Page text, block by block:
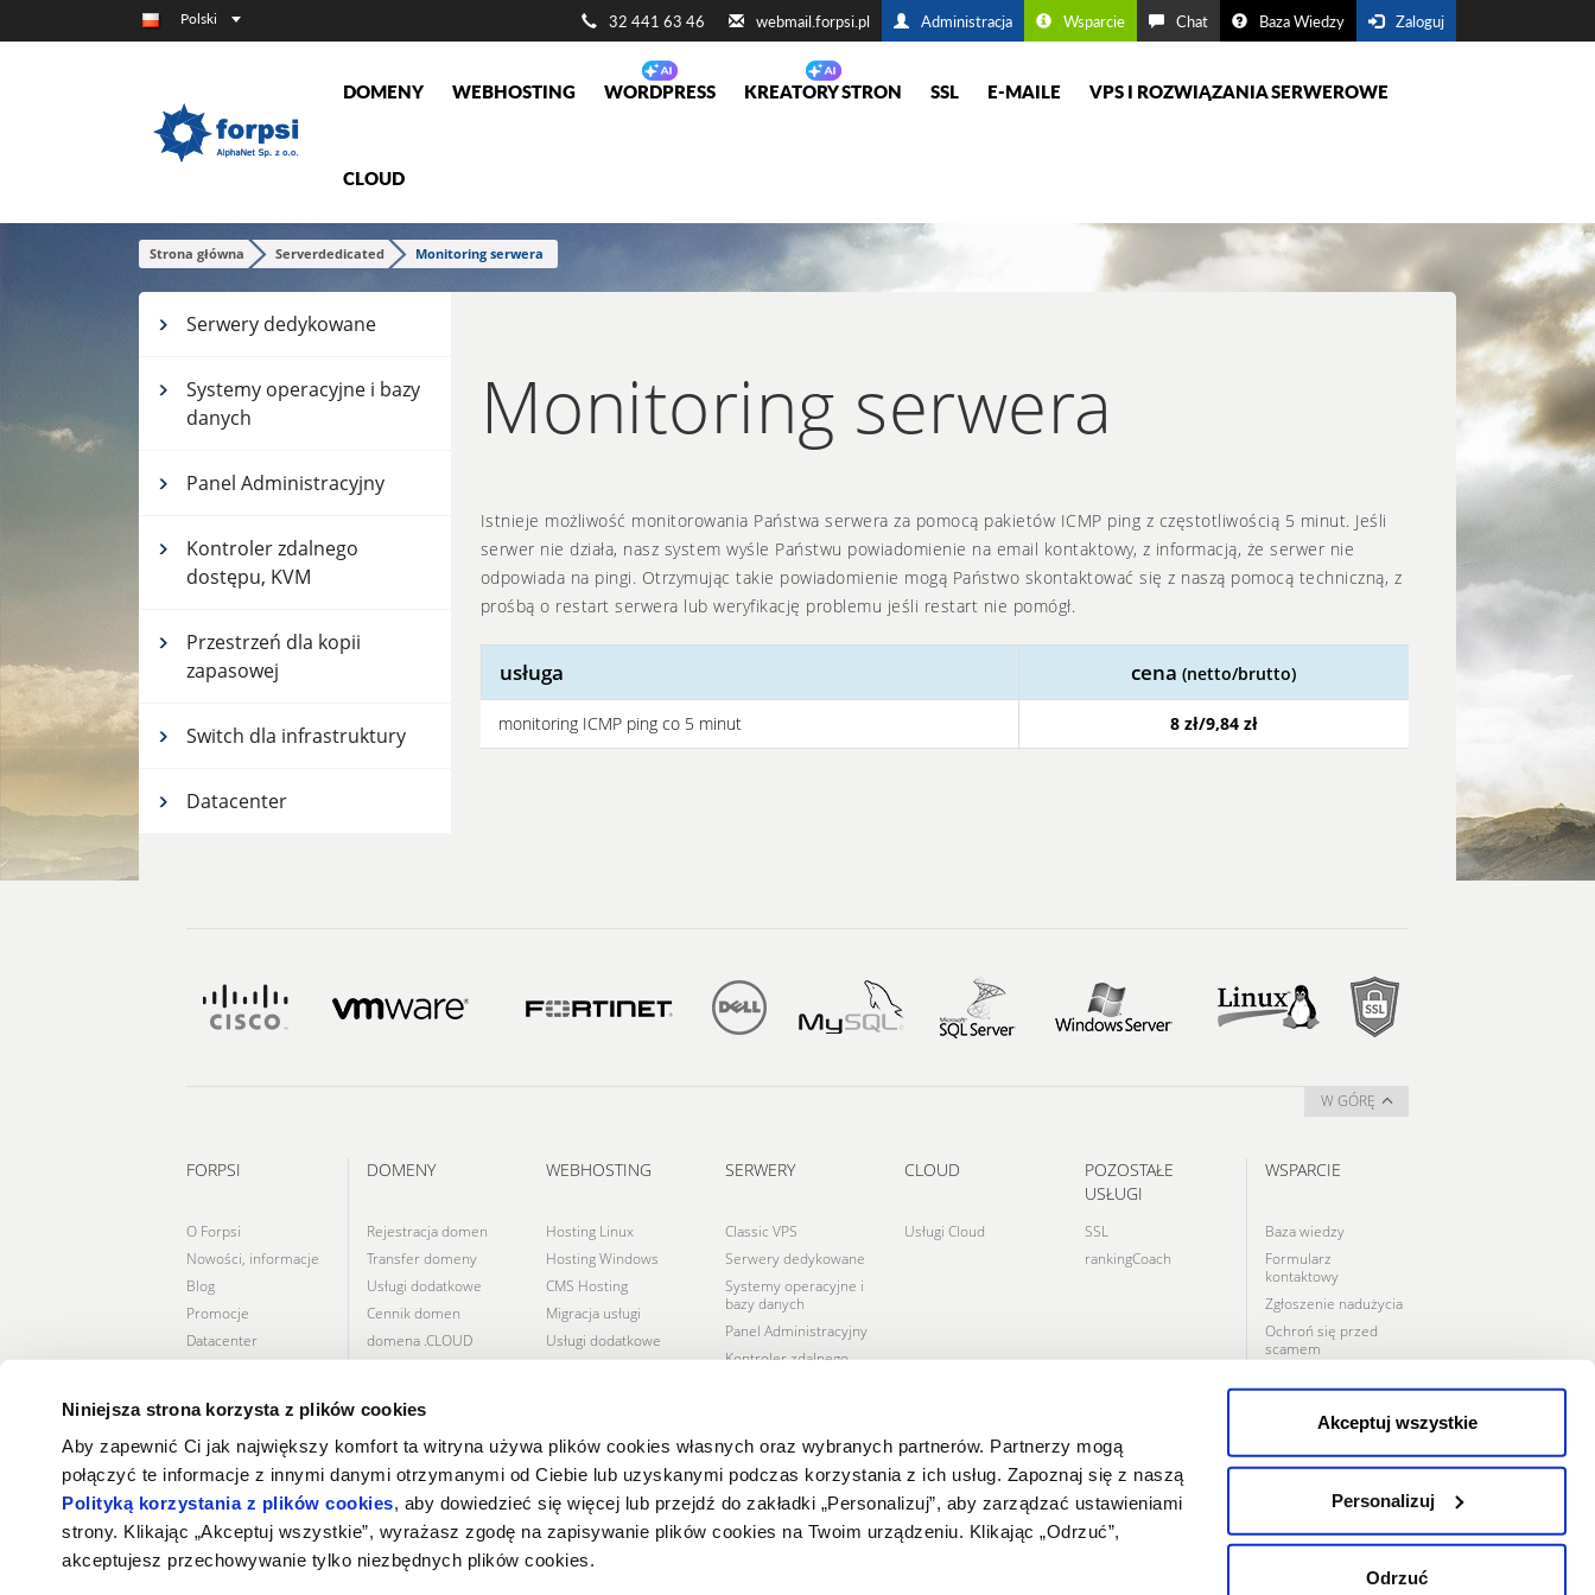
Niniejsza strona korzysta z plików cookies
Aby zapewnić Ci jak największy komfort ta witryna używa plików cookies własnych oraz wybranych partnerów. Partnerzy mogą
połączyć te informacje z innymi danymi otrzymanymi od Ciebie lub uzyskanymi podczas korzystania z ich usług. Zapoznaj się z naszą
Polityką korzystania z plików cookies, aby dowiedzieć się więcej lub przejdź do zakładki „Personalizuj”, aby zarządzać ustawieniami
strony. Klikając „Akceptuj wszystkie”, wyrażasz zgodę na zapisywanie plików cookies na Twoim urządzeniu. Klikając „Odrzuć”,
akceptujesz przechowywanie tylko niezbędnych plików cookies.
Akceptuj wszystkie
Personalizuj
Odrzuć
Strona główna Serverdedicated Monitoring serwera
Monitoring serwera
Istnieje możliwość monitorowania Państwa serwera za pomocą pakietów ICMP ping z częstotliwością 5 minut. Jeśli
serwer nie działa, nasz system wyśle Państwu powiadomienie na email kontaktowy, z informacją, że serwer nie
odpowiada na pingi. Otrzymując takie powiadomienie mogą Państwo skontaktować się z naszą pomocą techniczną, z
prośbą o restart serwera lub weryfikację problemu jeśli restart nie pomógł.
usługa cena (netto/brutto)
monitoring ICMP ping co 5 minut 8 zł/9,84 zł
Serwery dedykowane
Systemy operacyjne i bazy
danych
Panel Administracyjny
Kontroler zdalnego
dostępu, KVM
Przestrzeń dla kopii
zapasowej
Switch dla infrastruktury
Datacenter
W GÓRĘ
FORPSI
O Forpsi
Nowości, informacje
Blog
Promocje
Datacenter
Zarządzaj Cookies
DOMENY
Rejestracja domen
Transfer domeny
Usługi dodatkowe
Cennik domen
domena .CLOUD
domena .EU
domena .STORE
WEBHOSTING
Hosting Linux
Hosting Windows
CMS Hosting
Migracja usługi
Usługi dodatkowe
SERWERY
Classic VPS
Serwery dedykowane
Systemy operacyjne i
bazy danych
Panel Administracyjny
Kontroler zdalnego
Monitoring serwera
Sprzętowy firewall
Switch dla
infrastruktury
CLOUD
Usługi Cloud
POZOSTAŁE
USŁUGI
SSL
rankingCoach
WSPARCIE
Baza wiedzy
Formularz
kontaktowy
Zgłoszenie nadużycia
Ochroń się przed
scamem
PORTALE
SPOŁECZNOŚCIOWE
Polski 32 441 63 46 webmail.forpsi.pl Administracja Wsparcie Chat Baza Wiedzy Zaloguj
DOMENY WEBHOSTING WORDPRESS KREATORY STRON SSL E-MAILE VPS I ROZWIĄZANIA SERWEROWE
CLOUD